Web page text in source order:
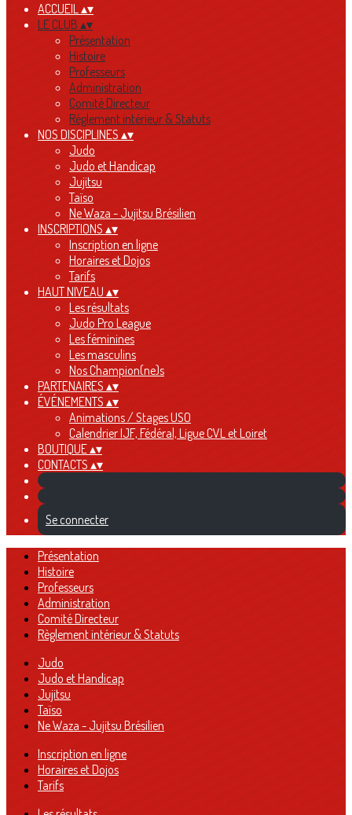
ACCUEIL▴▾
LE CLUB ▴▾
Présentation
Histoire
Professeurs
Administration
Comité Directeur
Règlement intérieur & Statuts
NOS DISCIPLINES ▴▾
Judo
Judo et Handicap
Jujitsu
Taïso
Ne Waza - Jujitsu Brésilien
INSCRIPTIONS ▴▾
Inscription en ligne
Horaires et Dojos
Tarifs
HAUT NIVEAU ▴▾
Les résultats
Judo Pro League
Les féminines
Les masculins
Nos Champion(ne)s
PARTENAIRES ▴▾
ÉVÉNEMENTS ▴▾
Animations / Stages USO
Calendrier IJF, Fédéral, Ligue CVL et Loiret
BOUTIQUE▴▾
CONTACTS ▴▾
Se connecter
Présentation
Histoire
Professeurs
Administration
Comité Directeur
Règlement intérieur & Statuts
Judo
Judo et Handicap
Jujitsu
Taïso
Ne Waza - Jujitsu Brésilien
Inscription en ligne
Horaires et Dojos
Tarifs